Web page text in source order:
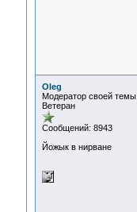
Oleg
Модератор своей темы
Ветеран
Сообщений: 8943
Йожык в нирване